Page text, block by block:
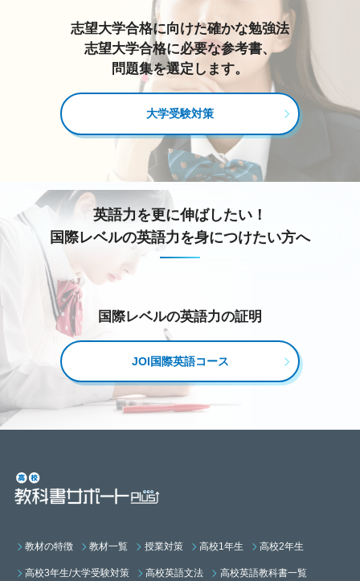
志望大学合格に向けた確かな勉強法
志望大学合格に必要な参考書、
問題集を選定します。
大学受験対策
英語力を更に伸ばしたい！
国際レベルの英語力を身につけたい方へ
国際レベルの英語力の証明
JOI国際英語コース
教材の特徴 教材一覧 授業対策 高校1年生 高校2年生
高校3年生/大学受験対策 高校英語文法 高校英語教科書一覧